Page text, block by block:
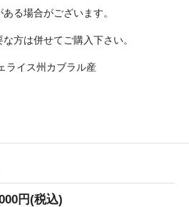
る場合がございます。
な方は併せてご購入下さい。
ライス州カブラル産
円(税込)